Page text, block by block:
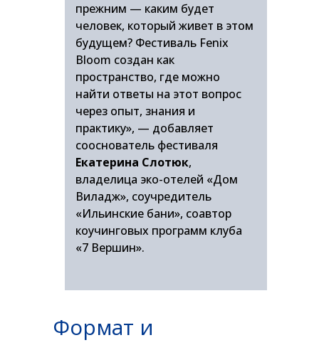
прежним — каким будет
человек, который живет в этом
будущем? Фестиваль Fenix
Bloom создан как
пространство, где можно
найти ответы на этот вопрос
через опыт, знания и
практику», — добавляет
сооснователь фестиваля
Екатерина Слотюк,
владелица эко-отелей «Дом
Виладж», соучредитель
«Ильинские бани», соавтор
коучинговых программ клуба
«7 Вершин».
Формат и